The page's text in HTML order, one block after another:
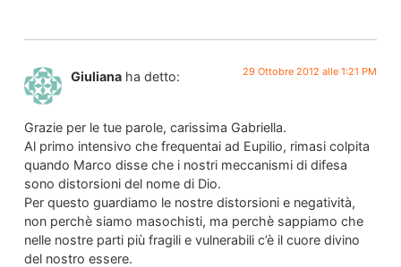
Giuliana ha detto: 29 Ottobre 2012 alle 1:21 PM
Grazie per le tue parole, carissima Gabriella.
Al primo intensivo che frequentai ad Eupilio, rimasi colpita
quando Marco disse che i nostri meccanismi di difesa
sono distorsioni del nome di Dio.
Per questo guardiamo le nostre distorsioni e negatività,
non perchè siamo masochisti, ma perchè sappiamo che
nelle nostre parti più fragili e vulnerabili c’è il cuore divino
del nostro essere.